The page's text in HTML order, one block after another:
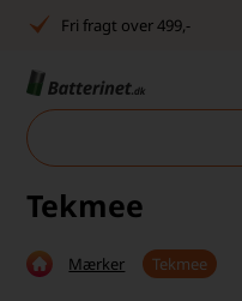
30 dages returret
Dag-til-dag levering
Tekmee
Mærker Tekmee